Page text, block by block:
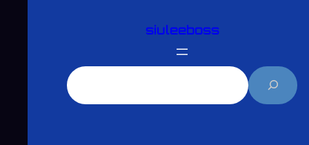
siuleeboss